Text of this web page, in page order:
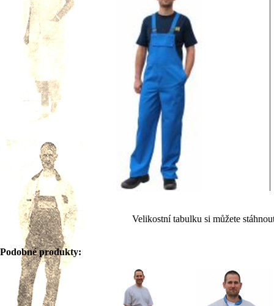
Velikostní tabulku si můžete
Podobné produkty: